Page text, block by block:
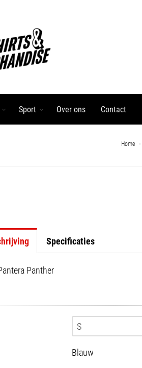
Sport Over ons Contact
Home
Specificaties
Panther
S
Blauw